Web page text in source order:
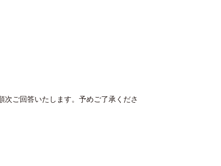
ご回答いたします。予めご了承くださ